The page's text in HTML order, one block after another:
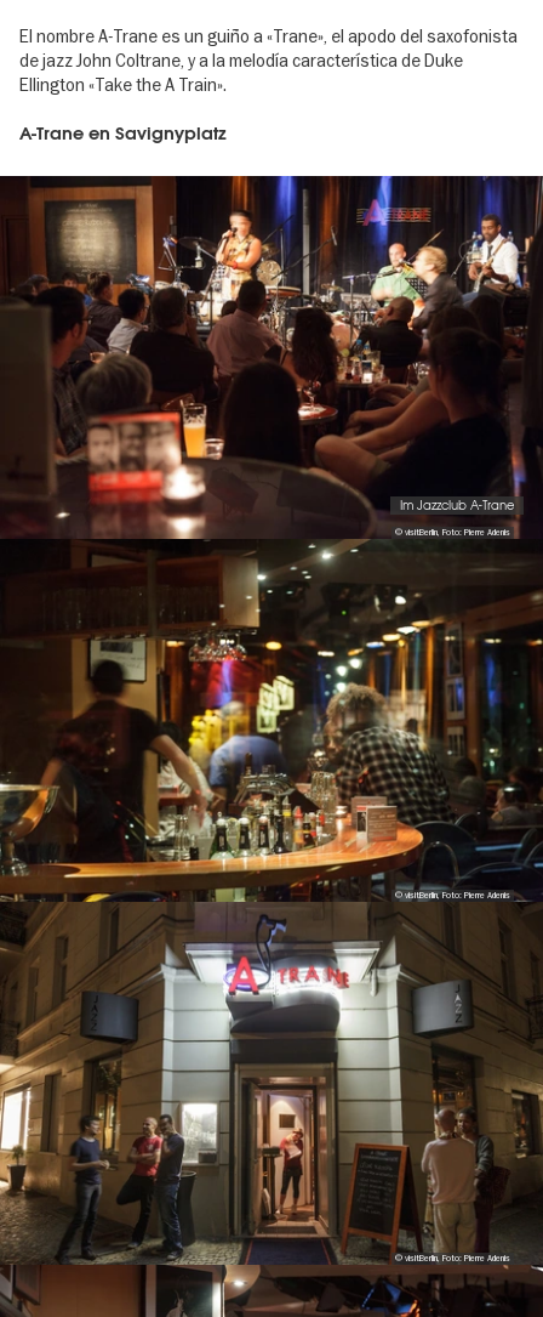
El nombre A-Trane es un guiño a «Trane», el apodo del saxofonista
de jazz John Coltrane, y a la melodía característica de Duke
Ellington «Take the A Train».
A-Trane en Savignyplatz
Image
© visitBerlin, Foto: Pierre Adenis
Im Jazzclub A-Trane
© visitBerlin, Foto: Pierre Adenis
© visitBerlin, Foto: Pierre Adenis